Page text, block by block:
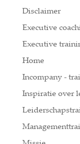
Disclaimer
Executive
Executive
Home
Incompany -
Inspiratie over